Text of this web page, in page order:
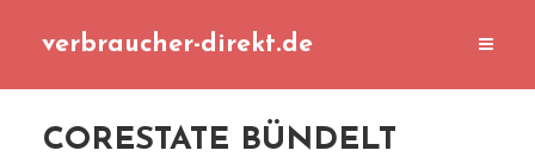
verbraucher-direkt.de
CORESTATE BÜNDELT